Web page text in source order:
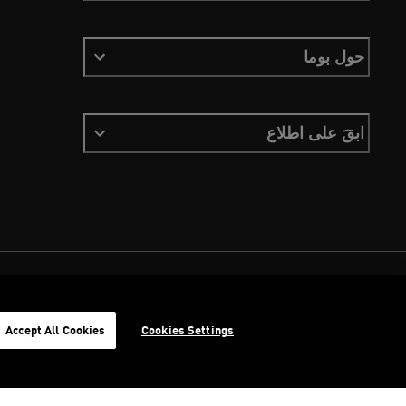
حول بوما
ابقَ على اطلاع
Cookies Settings
Accept All Cookies